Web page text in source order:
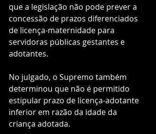
que a legislação não pode prever a
concessão de prazos diferenciados
de licença-maternidade para
servidoras públicas gestantes e
adotantes.
No julgado, o Supremo também
determinou que não é permitido
estipular prazo de licença-adotante
inferior em razão da idade da
criança adotada.